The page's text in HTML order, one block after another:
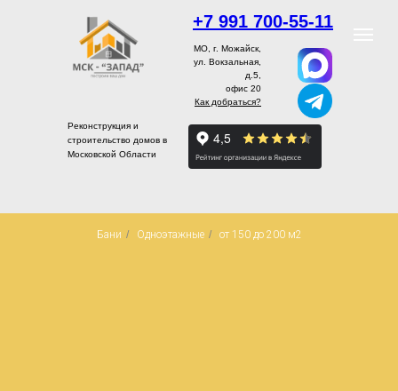
+7 991 700-55-11
Реконструкция и
строительство домов в
Московской Области
МО, г. Можайск,
ул. Вокзальная,
д.5,
офис 20
Как добраться?
Бани / Одноэтажные / от 150 до 200 м2